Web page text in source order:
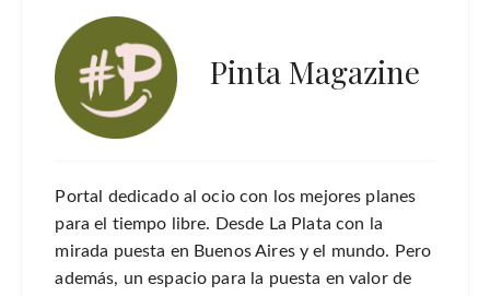
Pinta Magazine
Portal dedicado al ocio con los mejores planes
para el tiempo libre. Desde La Plata con la
mirada puesta en Buenos Aires y el mundo. Pero
además, un espacio para la puesta en valor de